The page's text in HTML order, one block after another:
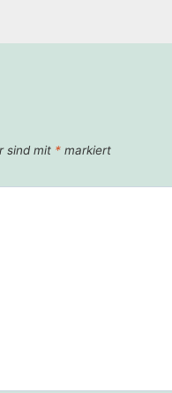
sind mit * markiert